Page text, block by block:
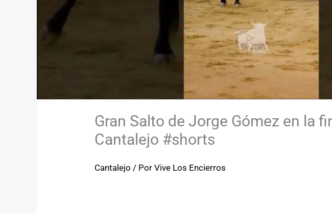
Gran Salto de Jorge Gómez en la
Cantalejo #shorts
Cantalejo / PorVive Los Encierros